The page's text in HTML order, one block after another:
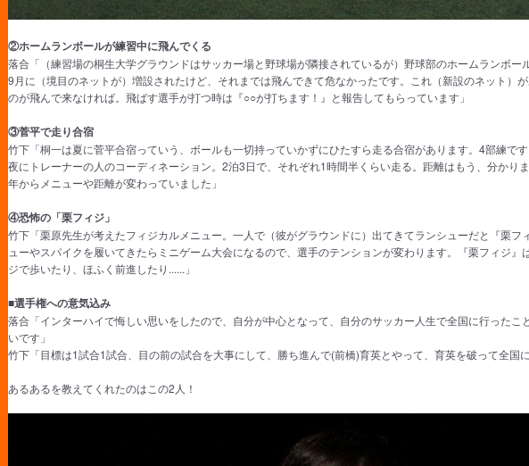
②ホームランボールが練習中に飛んでくる
落合「（練習場の桐生大学グラウンドはサッカー場と野球場が隣接されているが）野球部のホームランボー
9月に（境目のネットが）増設されたけど、それまでは飛んできて危なかったです。これ（新設のネット）
のが飛んで来なければ。飛ばす選手が打つ時は『○○が打ちます！』と報告してもらっています」
③菅平で走り合宿
竹下「桐一は夏に菅平合宿っていう、ボールも一切持っていかずにひたすら走る合宿があります。4部練で
夜にトレーナーの人のコーディネーション。2泊3日で、それぞれ1時間半くらい走る。距離はもう、分かり
年からメニューや距離が変わっていました」
④恐怖の「栗フィジ」
竹下「栗原先生が考えたフィジカルメニュー。一人で（彼がグラウンドに）出てきてランシューだと『栗フ
ューやスパイクを履いてきたらミニゲーム大会になるので、選手のテンションが変わります。『栗フィジ』
ジで歩いたり、ほふく前進したり......」
■選手権への意気込み
落合「インターハイで悔しい思いをしたので、自分が中心となって、自分のサッカー人生で全国に行ったこ
いです」
竹下「目標は1試合1試合、目の前の試合を大事にして、勝ち進んで(前橋)育英とやって、育英を破って全国
あるあるを教えてくれたのはこの2人！